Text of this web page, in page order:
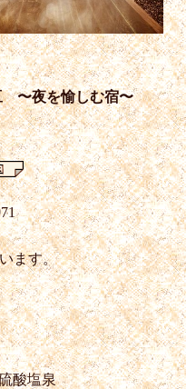
〜夜を愉しむ宿〜
ます。
酸塩泉